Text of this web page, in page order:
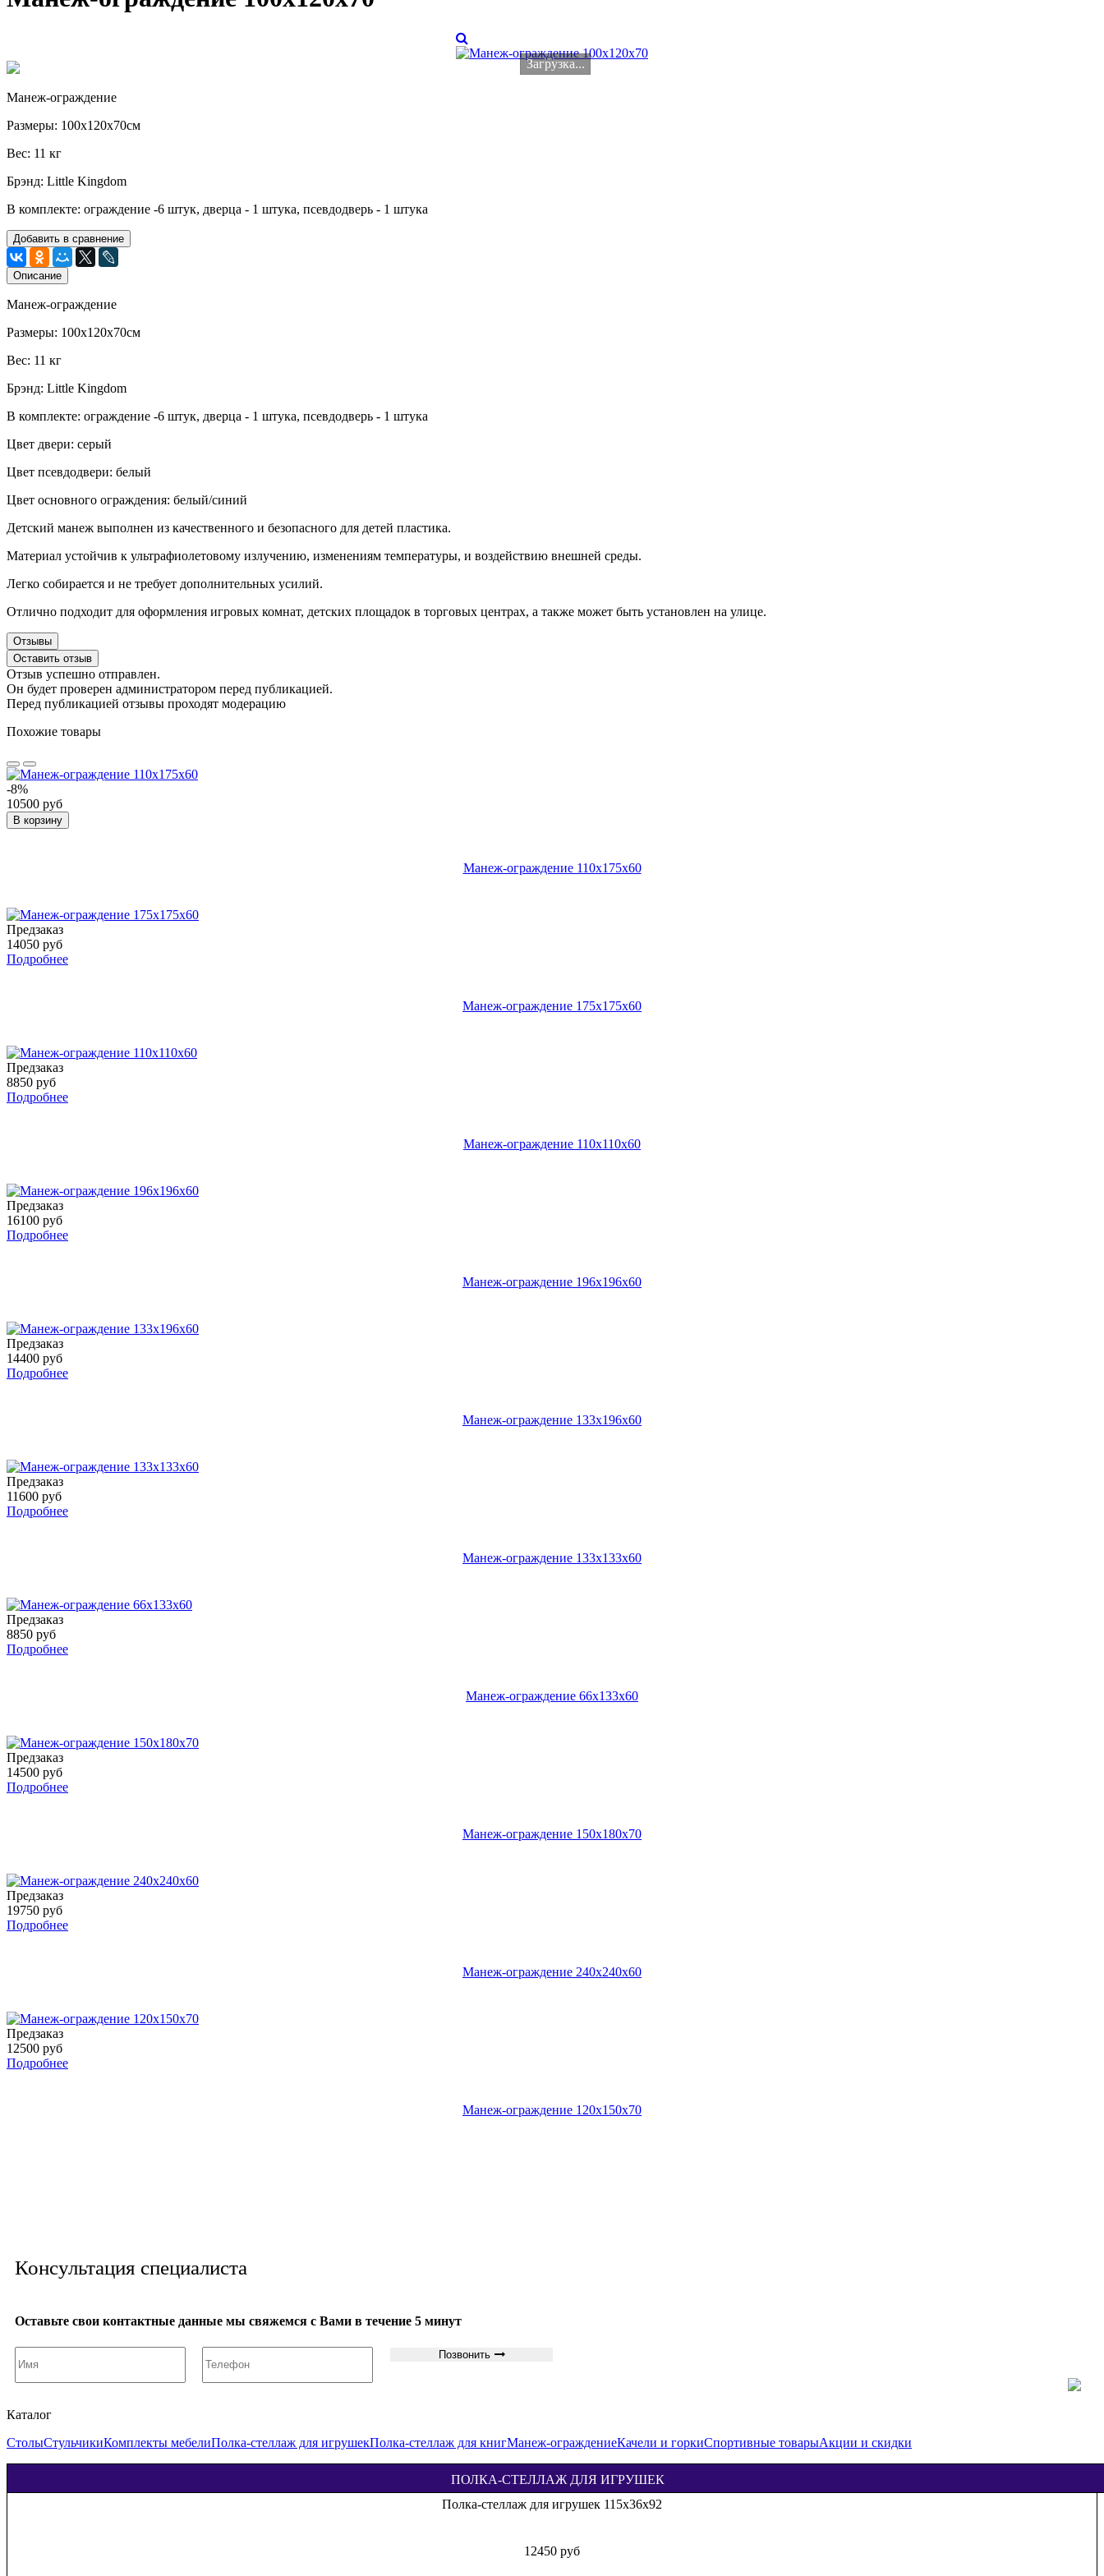
Загрузка...
Манеж-ограждение
Размеры: 100х120х70см
Вес: 11 кг
Брэнд: Little Kingdom
В комплекте: ограждение -6 штук, дверца - 1 штука, псевдодверь - 1 штука
Добавить в сравнение
Описание
Манеж-ограждение
Размеры: 100х120х70см
Вес: 11 кг
Брэнд: Little Kingdom
В комплекте: ограждение -6 штук, дверца - 1 штука, псевдодверь - 1 штука
Цвет двери: серый
Цвет псевдодвери: белый
Цвет основного ограждения: белый/синий
Детский манеж выполнен из качественного и безопасного для детей пластика.
Материал устойчив к ультрафиолетовому излучению, изменениям температуры, и воздействию внешней среды.
Легко собирается и не требует дополнительных усилий.
Отлично подходит для оформления игровых комнат, детских площадок в торговых центрах, а также может быть установлен на улице.
Отзывы
Оставить отзыв
Отзыв успешно отправлен.
Он будет проверен администратором перед публикацией.
Перед публикацией отзывы проходят модерацию
Похожие товары
-8%
10500 руб
В корзину
Манеж-ограждение 110х175х60
Предзаказ
14050 руб
Подробнее
Манеж-ограждение 175х175х60
Предзаказ
8850 руб
Подробнее
Манеж-ограждение 110х110х60
Предзаказ
16100 руб
Подробнее
Манеж-ограждение 196х196х60
Предзаказ
14400 руб
Подробнее
Манеж-ограждение 133х196х60
Предзаказ
11600 руб
Подробнее
Манеж-ограждение 133х133х60
Предзаказ
8850 руб
Подробнее
Манеж-ограждение 66х133х60
Предзаказ
14500 руб
Подробнее
Манеж-ограждение 150х180х70
Предзаказ
19750 руб
Подробнее
Манеж-ограждение 240х240х60
Предзаказ
12500 руб
Подробнее
Манеж-ограждение 120х150х70
Консультация специалиста
Оставьте свои контактные данные мы свяжемся с Вами в течение 5 минут
Позвонить
Каталог
СтолыСтульчикиКомплекты мебелиПолка-стеллаж для игрушекПолка-стеллаж для книгМанеж-ограждениеКачели и горкиСпортивные товарыАкции и скидки
ПОЛКА-СТЕЛЛАЖ ДЛЯ ИГРУШЕК
Полка-стеллаж для игрушек 76х36х91
7250 руб